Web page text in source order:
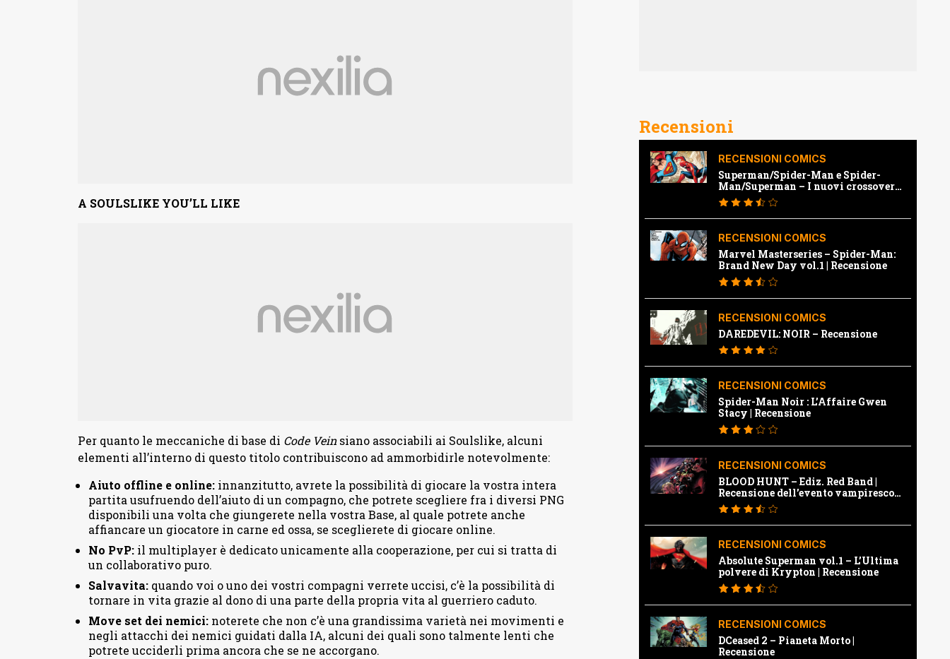
A SOULSLIKE YOU’LL LIKE
Per quanto le meccaniche di base di Code Veinsiano associabili ai Soulslike, alcuni
elementi all’interno di questo titolo contribuiscono ad ammorbidirle notevolmente:
Aiuto offline e online:innanzitutto, avrete la possibilità di giocare la vostra intera
partita usufruendo dell’aiuto di un compagno, che potrete scegliere fra i diversi PNG
disponibili una volta che giungerete nella vostra Base, al quale potrete anche
affiancare un giocatore in carne ed ossa, se sceglierete di giocare online.
No PvP:il multiplayer è dedicato unicamente alla cooperazione, per cui si tratta di
un collaborativo puro.
Salvavita:quando voi o uno dei vostri compagni verrete uccisi, c’è la possibilità di
tornare in vita grazie al dono di una parte della propria vita al guerriero caduto.
Move set dei nemici:noterete che non c’è una grandissima varietà nei movimenti e
negli attacchi dei nemici guidati dalla IA, alcuni dei quali sono talmente lenti che
potrete ucciderli prima ancora che se ne accorgano.
Recensioni
RECENSIONI COMICS
Superman/Spider-Man e Spider-
Man/Superman – I nuovi crossover
Marvel e Dc | Recensione
RECENSIONI COMICS
Marvel Masterseries – Spider-Man:
Brand New Day vol.1 | Recensione
RECENSIONI COMICS
DAREDEVIL: NOIR – Recensione
RECENSIONI COMICS
Spider-Man Noir : L’Affaire Gwen
Stacy | Recensione
RECENSIONI COMICS
BLOOD HUNT – Ediz. Red Band |
Recensione dell’evento vampiresco
della Marvel
RECENSIONI COMICS
Absolute Superman vol.1 – L’Ultima
polvere di Krypton | Recensione
RECENSIONI COMICS
DCeased 2 – Pianeta Morto |
Recensione